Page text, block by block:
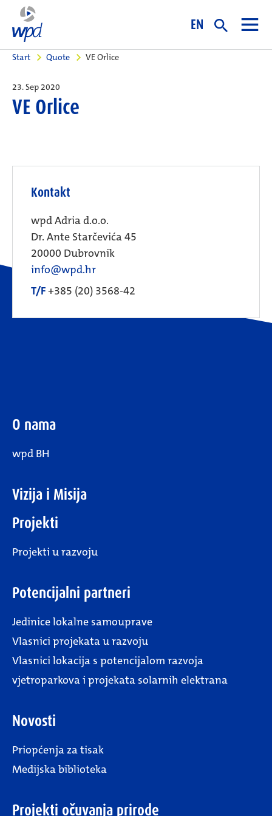
EN
Start Quote VE Orlice
23. Sep 2020
VE Orlice
Kontakt
wpd Adria d.o.o.
Dr. Ante Starčevića 45
20000 Dubrovnik
info@wpd.hr
T/F+385 (20) 3568-42
O nama
wpd BH
Vizija i Misija
Projekti
Projekti u razvoju
Potencijalni partneri
Jedinice lokalne samouprave
Vlasnici projekata u razvoju
Vlasnici lokacija s potencijalom razvoja
vjetroparkova i projekata solarnih elektrana
Novosti
Priopćenja za tisak
Medijska biblioteka
Projekti očuvanja prirode